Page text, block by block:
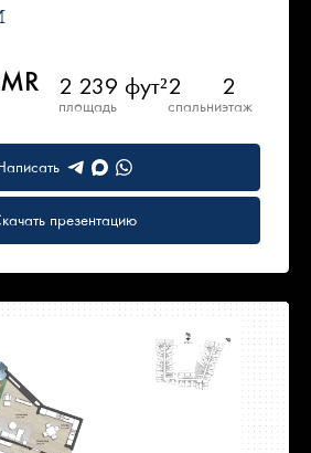
2 239 фут²
площадь
2
спальни
2
этаж
презентацию